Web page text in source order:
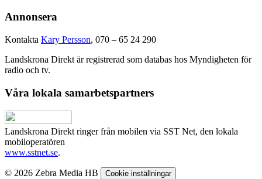
Annonsera
Kontakta Kary Persson, 070 – 65 24 290
Landskrona Direkt är registrerad som databas hos Myndigheten för
radio och tv.
Våra lokala samarbetspartners
Landskrona Direkt ringer från mobilen via SST Net, den lokala
mobiloperatören
www.sstnet.se.
© 2026 Zebra Media HB Cookie inställningar